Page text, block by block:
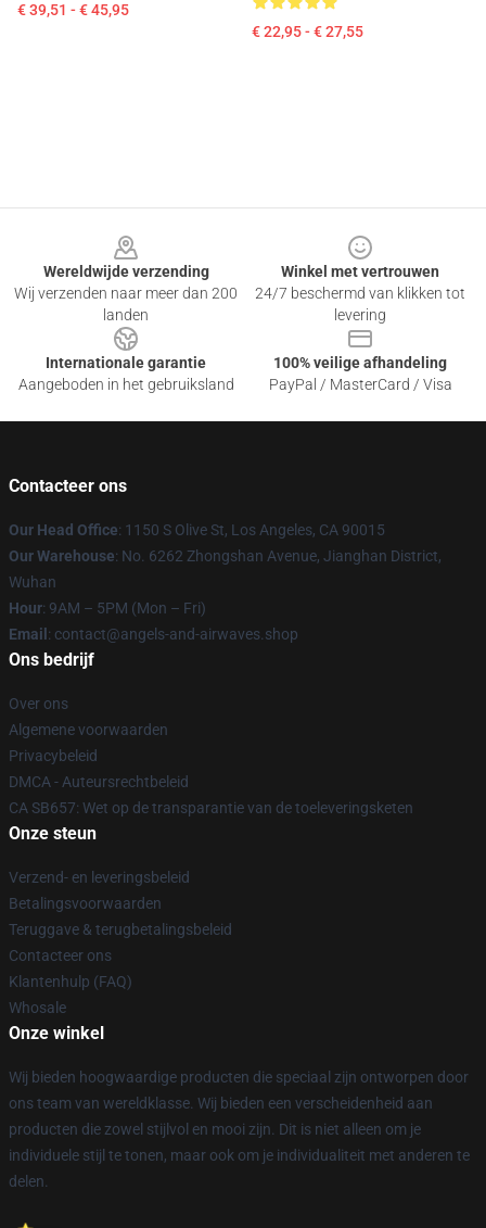
€ 39,51 - € 45,95
€ 22,95 - € 27,55
Wereldwijde verzending
Wij verzenden naar meer dan 200
landen
Winkel met vertrouwen
24/7 beschermd van klikken tot
levering
Internationale garantie
Aangeboden in het gebruiksland
100% veilige afhandeling
PayPal / MasterCard / Visa
Contacteer ons
Our Head Office: 1150 S Olive St, Los Angeles, CA 90015
Our Warehouse: No. 6262 Zhongshan Avenue, Jianghan District,
Wuhan
Hour: 9AM – 5PM (Mon – Fri)
Email : contact@angels-and-airwaves.shop
Ons bedrijf
Over ons
Algemene voorwaarden
Privacybeleid
DMCA - Auteursrechtbeleid
CA SB657: Wet op de transparantie van de toeleveringsketen
Onze steun
Verzend- en leveringsbeleid
Betalingsvoorwaarden
Teruggave & terugbetalingsbeleid
Contacteer ons
Klantenhulp (FAQ)
Whosale
Onze winkel
Wij bieden hoogwaardige producten die speciaal zijn ontworpen door
ons team van wereldklasse. Wij bieden een verscheidenheid aan
producten die zowel stijlvol en mooi zijn. Dit is niet alleen om je
individuele stijl te tonen, maar ook om je individualiteit met anderen te
delen.